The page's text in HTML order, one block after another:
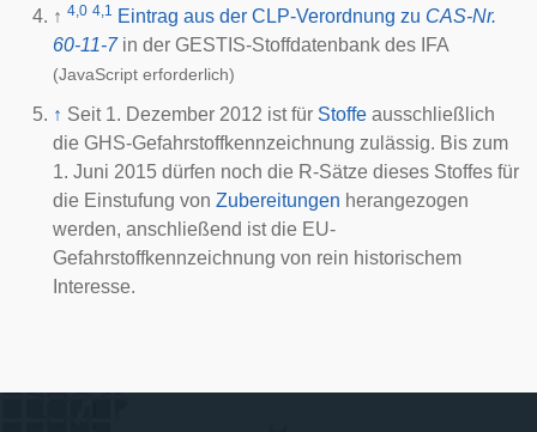
↑ 4,0 4,1 Eintrag aus der CLP-Verordnung zu CAS-Nr.
60-11-7in der GESTIS-Stoffdatenbank des IFA
(JavaScript erforderlich)
↑ Seit 1. Dezember 2012 ist für Stoffe ausschließlich
die GHS-Gefahrstoffkennzeichnung zulässig. Bis zum
1. Juni 2015 dürfen noch die R-Sätze dieses Stoffes für
die Einstufung von Zubereitungen herangezogen
werden, anschließend ist die EU-
Gefahrstoffkennzeichnung von rein historischem
Interesse.